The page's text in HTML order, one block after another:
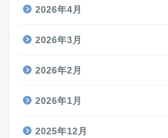
2026年4月
2026年3月
2026年2月
2026年1月
2025年12月